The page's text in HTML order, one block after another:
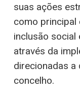
suas ações
como principal
inclusão social
através da
direcionadas
concelho.